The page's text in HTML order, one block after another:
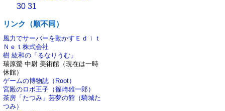
30 31
リンク（順不同）
風力でサーバーを動かすＥｄｉｔ
Ｎｅｔ株式会社
樹 紘和の「るなりうむ」
瑞原螢 中尉 美術館（現在は一時
休館）
ゲームの博物誌（Root）
宮殿のロボ王子（篠崎雄一郎）
茶房「たつみ」芸夢の館（騎城た
つみ）